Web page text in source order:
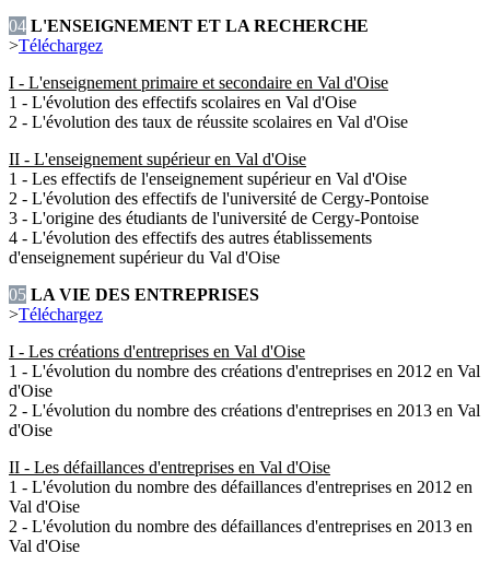
04 L'ENSEIGNEMENT ET LA RECHERCHE
>Téléchargez
I - L'enseignement primaire et secondaire en Val d'Oise
1 - L'évolution des effectifs scolaires en Val d'Oise
2 - L'évolution des taux de réussite scolaires en Val d'Oise
II - L'enseignement supérieur en Val d'Oise
1 - Les effectifs de l'enseignement supérieur en Val d'Oise
2 - L'évolution des effectifs de l'université de Cergy-Pontoise
3 - L'origine des étudiants de l'université de Cergy-Pontoise
4 - L'évolution des effectifs des autres établissements
d'enseignement supérieur du Val d'Oise
05 LA VIE DES ENTREPRISES
>Téléchargez
I - Les créations d'entreprises en Val d'Oise
1 - L'évolution du nombre des créations d'entreprises en 2012 en Val
d'Oise
2 - L'évolution du nombre des créations d'entreprises en 2013 en Val
d'Oise
II - Les défaillances d'entreprises en Val d'Oise
1 - L'évolution du nombre des défaillances d'entreprises en 2012 en
Val d'Oise
2 - L'évolution du nombre des défaillances d'entreprises en 2013 en
Val d'Oise